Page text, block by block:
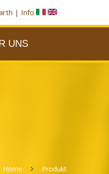
| Info
UNS
Home Produkt